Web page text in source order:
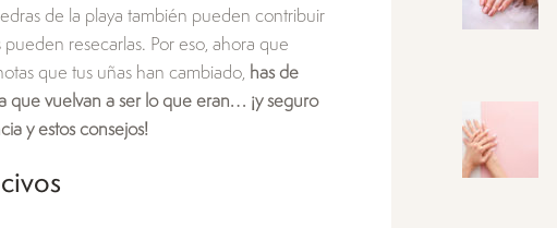
de la playa también pueden contribuir
resecarlas. Por eso, ahora que
que tus uñas han cambiado, has de
que vuelvan a ser lo que eran… ¡y seguro
y estos consejos!